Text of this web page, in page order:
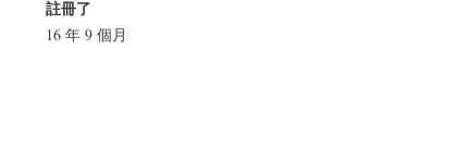
註冊了
16 年 9 個月